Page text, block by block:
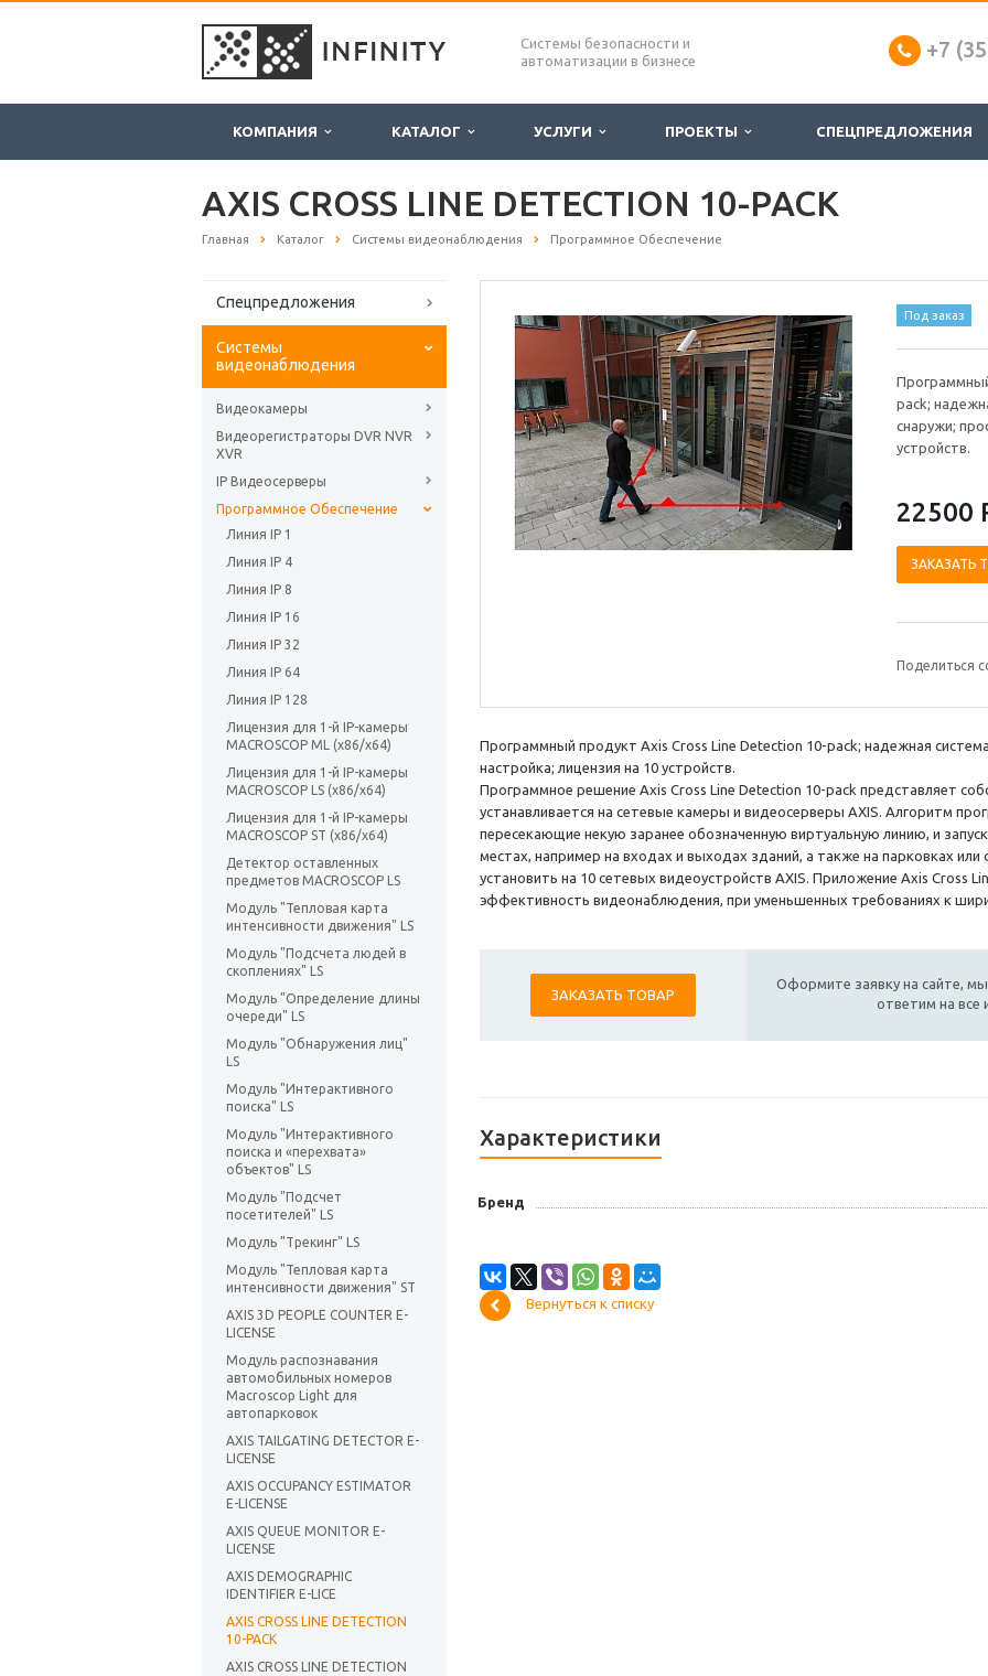
Системы безопасности и
автоматизации в бизнесе
+7
КОМПАНИЯ КАТАЛОГ УСЛУГИ ПРОЕКТЫ СПЕЦПРЕДЛОЖЕНИЯ
AXIS CROSS LINE DETECTION 10-PACK
Главная Каталог Системы видеонаблюдения Программное Обеспечение
Спецпредложения
Системы
видеонаблюдения
Видеокамеры
Видеорегистраторы DVR NVR
XVR
IP Видеосерверы
Программное Обеспечение
Линия IP 1
Линия IP 4
Линия IP 8
Линия IP 16
Линия IP 32
Линия IP 64
Линия IP 128
Лицензия для 1-й IP-камеры
MACROSCOP ML (х86/x64)
Лицензия для 1-й IP-камеры
MACROSCOP LS (х86/x64)
Лицензия для 1-й IP-камеры
MACROSCOP ST (х86/x64)
Детектор оставленных
предметов MACROSCOP LS
Модуль "Тепловая карта
интенсивности движения" LS
Модуль "Подсчета людей в
скоплениях" LS
Модуль "Определение длины
очереди" LS
Модуль "Обнаружения лиц"
LS
Модуль "Интерактивного
поиска" LS
Модуль "Интерактивного
поиска и «перехвата»
объектов" LS
Модуль "Подсчет
посетителей" LS
Модуль "Трекинг" LS
Модуль "Тепловая карта
интенсивности движения" ST
AXIS 3D PEOPLE COUNTER E-
LICENSE
Модуль распознавания
автомобильных номеров
Macroscop Light для
автопарковок
AXIS TAILGATING DETECTOR E-
LICENSE
AXIS OCCUPANCY ESTIMATOR
E-LICENSE
AXIS QUEUE MONITOR E-
LICENSE
AXIS DEMOGRAPHIC
IDENTIFIER E-LICE
AXIS CROSS LINE DETECTION
10-PACK
AXIS CROSS LINE DETECTION
Под заказ
pack;
снаружи;
устройств.
22500
ЗАКАЗАТЬ
Поделиться
Программный продукт Axis Cross Line Detection 10-pack; надежная
настройка; лицензия на 10 устройств.
Программное решение Axis Cross Line Detection 10-pack представляет
устанавливается на сетевые камеры и видеосерверы AXIS. Алгоритм
пересекающие некую заранее обозначенную виртуальную линию, и
местах, например на входах и выходах зданий, а также на парковках
установить на 10 сетевых видеоустройств AXIS. Приложение Axis Cross
эффективность видеонаблюдения, при уменьшенных требованиях к
ЗАКАЗАТЬ ТОВАР
Оформите заявку на сайте,
ответим на все
Характеристики
Бренд
Вернуться к списку